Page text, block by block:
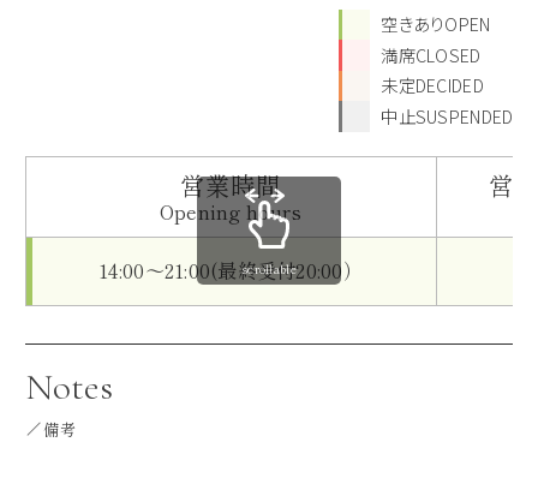
空きありOPEN
満席CLOSED
未定DECIDED
中止SUSPENDED
営業時間
Opening hours
営
14:00～21:00(最終受付20:00）
scrollable
Notes
備考